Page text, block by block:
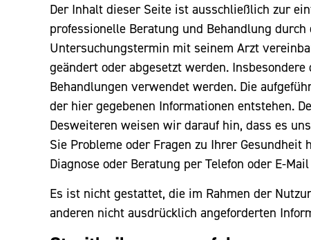
Der Inhalt dieser Seite ist ausschließlich zur
professionelle Beratung und Behandlung
Untersuchungstermin mit seinem Arzt
geändert oder abgesetzt werden.
Behandlungen verwendet werden. Die
der hier gegebenen Informationen entstehen.
Desweiteren weisen wir darauf hin, dass es
Sie Probleme oder Fragen zu Ihrer
Diagnose oder Beratung per Telefon oder E-
Es ist nicht gestattet, die im Rahmen der
anderen nicht ausdrücklich angeforderten